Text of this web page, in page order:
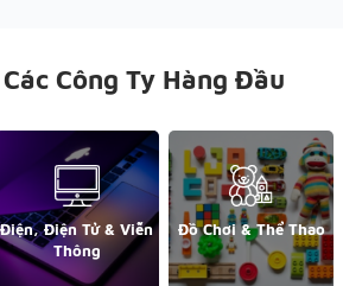
Công Ty Hàng Đầu
Điện, Điện Tử & Viễn
Thông
Đồ Chơi & Thể Thao